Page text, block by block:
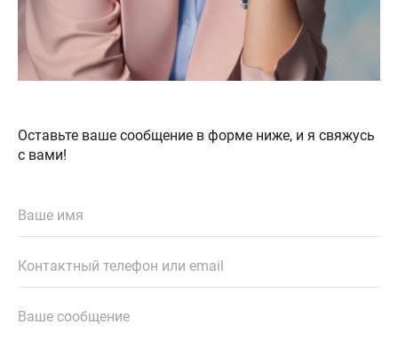
Оставьте ваше сообщение в форме ниже, и я свяжусь
с вами!